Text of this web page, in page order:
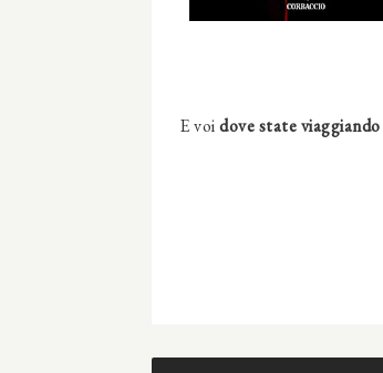
E voidove state viaggiando